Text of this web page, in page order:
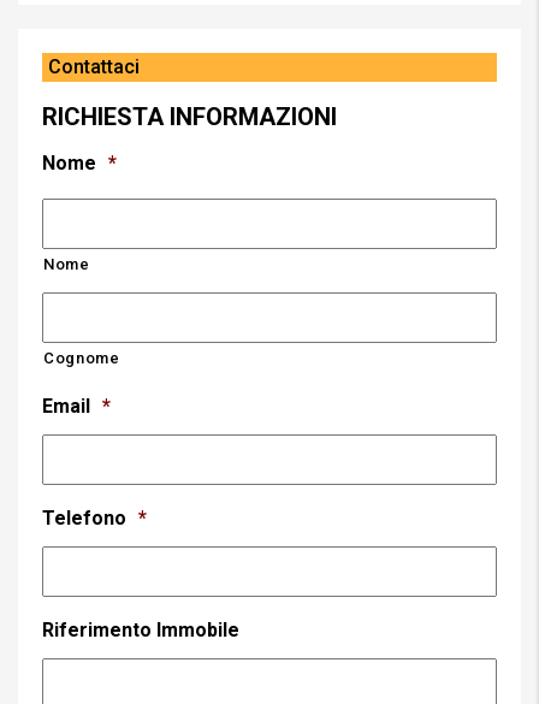
Contattaci
RICHIESTA INFORMAZIONI
Nome *
Nome
Cognome
Email *
Telefono *
Riferimento Immobile